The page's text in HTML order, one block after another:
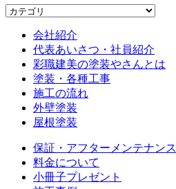
会社紹介
代表あいさつ・社員紹介
彩職建美の塗装やさんとは
塗装・各種工事
施工の流れ
外壁塗装
屋根塗装
保証・アフターメンテナンス
料金について
小冊子プレゼント